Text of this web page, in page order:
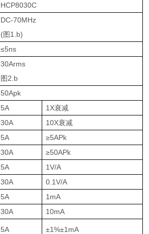
HCP8030C
DC-70MHz
(图1.b)
≤5ns
30Arms
图2.b
50Apk
5A 1X衰减
30A
10X衰减
5A ≥5APk
30A
≥50APk
5A
1V/A
30A
0.1V/A
5A
1mA
30A
10mA
5A ±1%±1mA